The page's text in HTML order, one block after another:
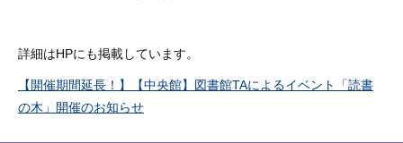
詳細はHPにも掲載しています。
【開催期間延長！】【中央館】図書館TAによるイベント「読書
の木」開催のお知らせ